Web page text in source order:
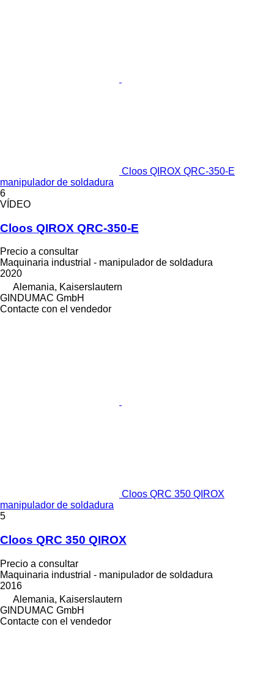
Cloos QIROX QRC-350-E
manipulador de soldadura
6
VÍDEO
Cloos QIROX QRC-350-E
Precio a consultar
Maquinaria industrial - manipulador de soldadura
2020
Alemania, Kaiserslautern
GINDUMAC GmbH
Contacte con el vendedor
Cloos QRC 350 QIROX
manipulador de soldadura
5
Cloos QRC 350 QIROX
Precio a consultar
Maquinaria industrial - manipulador de soldadura
2016
Alemania, Kaiserslautern
GINDUMAC GmbH
Contacte con el vendedor